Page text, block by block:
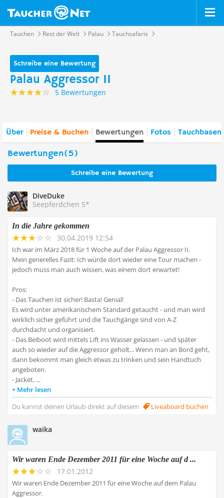
Tauchen Rest der Welt Palau Tauchsafaris
Schreibe eine Bewertung
Palau Aggressor II
5 Bewertungen
Über Preise & Buchen Bewertungen Fotos
Bewertungen(5)
Schreibe eine Bewertung
DiveDuke
Seepferdchen 5*
In die Jahre gekommen
30.04.2019 12:54
Ich war im März 2018 für 1 Woche auf der Palau Aggressor II.
Mein generelles Fazit: Ich würde dort wieder eine Tour machen -
jedoch muss man auch wissen, was einem dort erwartet!
Pros:
- Das Tauchen ist sicher! Basta! Genial!
Es wird unter amerikanischem Standard getaucht - und man wird
wirklich sicher geführt und die Tauchgänge sind von A-Z
durchdacht und organisiert.
- Das Beiboot wird mittels Lift ins Wasser gelassen - und später
auch so wieder auf die Aggressor geholt... Wenn man an Bord geht,
dann bekommt man gleich etwas zu trinken und sein Handtuch
angeboten.
- Jacket, ...
Mehr lesen
Du kannst deinen Urlaub direkt auf diesem
Liveaboard buchen
waika
Wir waren Ende Dezember 2011 für eine Woche auf d ...
17.01.2012
Wir waren Ende Dezember 2011 für eine Woche auf dem Palau
Aggressor.